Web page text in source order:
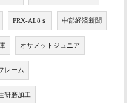
PRX-AL8ｓ 中部経済新聞
オサメットジュニア
レーム
研磨加工